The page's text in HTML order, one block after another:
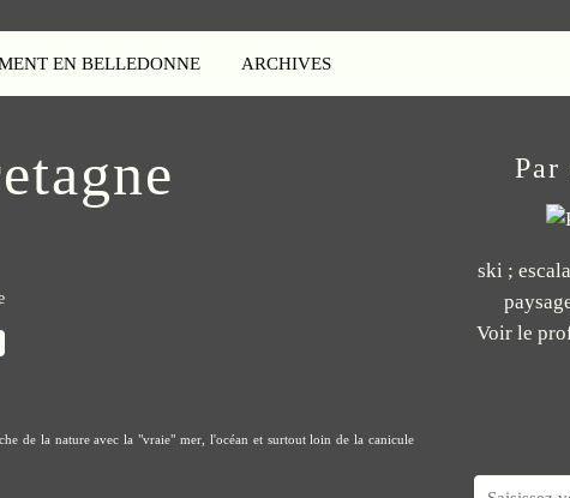
EN BELLEDONNE ARCHIVES
de la nature avec la "vraie" mer, l'océan et surtout loin de la canicule
Par
ski ;
Voir le